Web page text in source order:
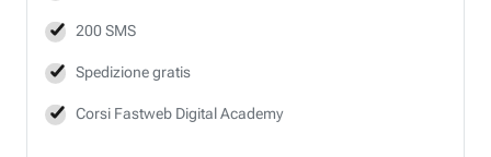
200 SMS
Spedizione gratis
Corsi Fastweb Digital Academy